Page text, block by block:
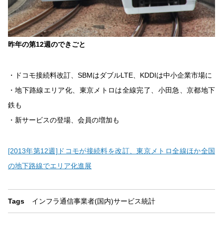
昨年の第12週のできごと
・ドコモ接続料改訂、SBMはダブルLTE、KDDIは中小企業市場に
・地下路線エリア化、東京メトロは全線完了、小田急、京都地下
鉄も
・新サービスの登場、会員の増加も
[2013年第12週]ドコモが接続料を改訂、東京メトロ全線ほか全国
の地下路線でエリア化進展
Tags インフラ通信事業者(国内)サービス統計